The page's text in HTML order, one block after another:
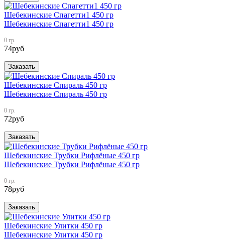
Шебекинские Спагетти1 450 гр
Шебекинские Спагетти1 450 гр
0 гр.
74руб
Заказать
Шебекинские Спираль 450 гр
Шебекинские Спираль 450 гр
0 гр.
72руб
Заказать
Шебекинские Трубки Рифлёные 450 гр
Шебекинские Трубки Рифлёные 450 гр
0 гр.
78руб
Заказать
Шебекинские Улитки 450 гр
Шебекинские Улитки 450 гр